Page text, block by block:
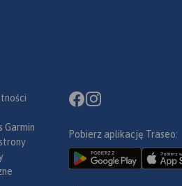
Garmin
Pobierz aplikację Traseo: